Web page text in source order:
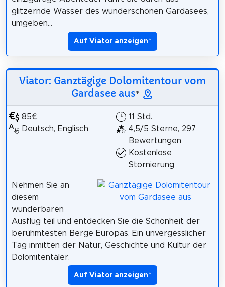
glitzernde Wasser des wunderschönen Gardasees,
umgeben...
Auf Viator anzeigen*
Viator: Ganztägige Dolomitentour vom
Gardasee aus*
85€
Deutsch, Englisch
11 Std.
4,5/5 Sterne, 297
Bewertungen
Kostenlose
Stornierung
Nehmen Sie an
diesem
wunderbaren
Ausflug teil und entdecken Sie die Schönheit der
berühmtesten Berge Europas. Ein unvergesslicher
Tag inmitten der Natur, Geschichte und Kultur der
Dolomitentäler.
Auf Viator anzeigen*